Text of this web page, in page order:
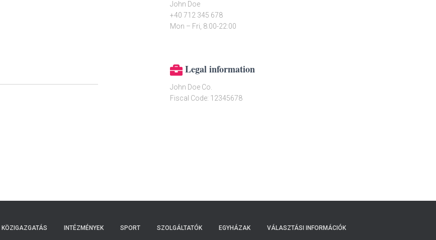
John Doe
+40 712 345 678
Mon – Fri, 8:00-22:00
Legal information
John Doe Co.
Fiscal Code: 12345678
KÖZIGAZGATÁS INTÉZMÉNYEK SPORT SZOLGÁLTATÓK EGYHÁZAK VÁLASZTÁSI INFORMÁCIÓK